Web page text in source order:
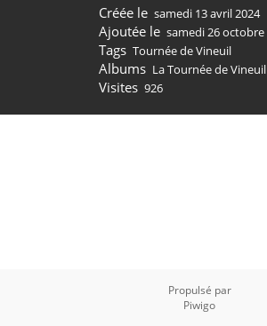
Créée le samedi 13 avril 2024
Ajoutée le samedi 26 octobre
Tags Tournée de Vineuil
Albums La Tournée de Vineuil
Visites 926
Propulsé par
Piwigo